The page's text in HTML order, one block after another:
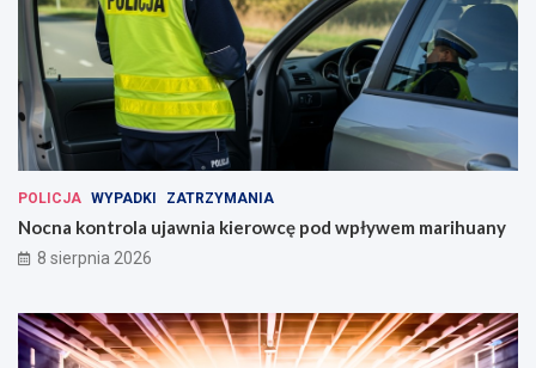
POLICJA WYPADKI ZATRZYMANIA
Nocna kontrola ujawnia kierowcę pod wpływem marihuany
8 sierpnia 2026